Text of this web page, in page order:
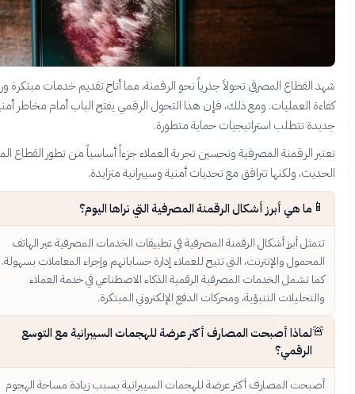
القطاع المصرفي تحولاً جذرياً نحو الرقمنة، مما أتاح تقديم خدمات مبتكرة ورفع
العمليات. ومع ذلك، فإن هذا التحول الرقمي يفتح الباب أمام مخاطر أمنية
تتطلب استراتيجيات حماية متطورة.
الرقمنة المصرفية وتحسين تجربة العملاء جزءاً أساسياً من تطور القطاع المالي
ولكنها تترافق مع تحديات أمنية وسيبرانية متزايدة.
ما هي أبرز أشكال الرقمنة المصرفية التي نراها اليوم؟
تتمثل أبرز أشكال الرقمنة المصرفية في تطبيقات الخدمات المصرفية عبر الهاتف
المحمول والإنترنت، التي تتيح للعملاء إدارة حساباتهم وإجراء المعاملات بسهولة.
كما تشمل الخدمات المصرفية الرقمية الذكاء الاصطناعي في خدمة العملاء
والتحليلات التنبؤية، ومحركات الدفع الإلكتروني المبتكرة.
لماذا أصبحت المصارف أكثر عرضة للهجمات السيبرانية مع التوسع
الرقمي؟
أصبحت المصارف أكثر عرضة للهجمات السيبرانية بسبب زيادة مساحة الهجوم